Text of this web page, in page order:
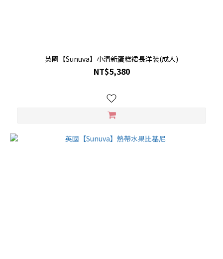
英國【Sunuva】小清新蛋糕裙長洋裝(成人)
NT$5,380